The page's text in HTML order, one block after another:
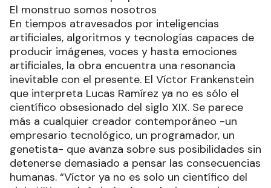
El monstruo somos nosotros
En tiempos atravesados por inteligencias
artificiales, algoritmos y tecnologías capaces de
producir imágenes, voces y hasta emociones
artificiales, la obra encuentra una resonancia
inevitable con el presente. El Víctor Frankenstein
que interpreta Lucas Ramírez ya no es sólo el
científico obsesionado del siglo XIX. Se parece
más a cualquier creador contemporáneo -un
empresario tecnológico, un programador, un
genetista- que avanza sobre sus posibilidades sin
detenerse demasiado a pensar las consecuencias
humanas. “Víctor ya no es solo un científico del